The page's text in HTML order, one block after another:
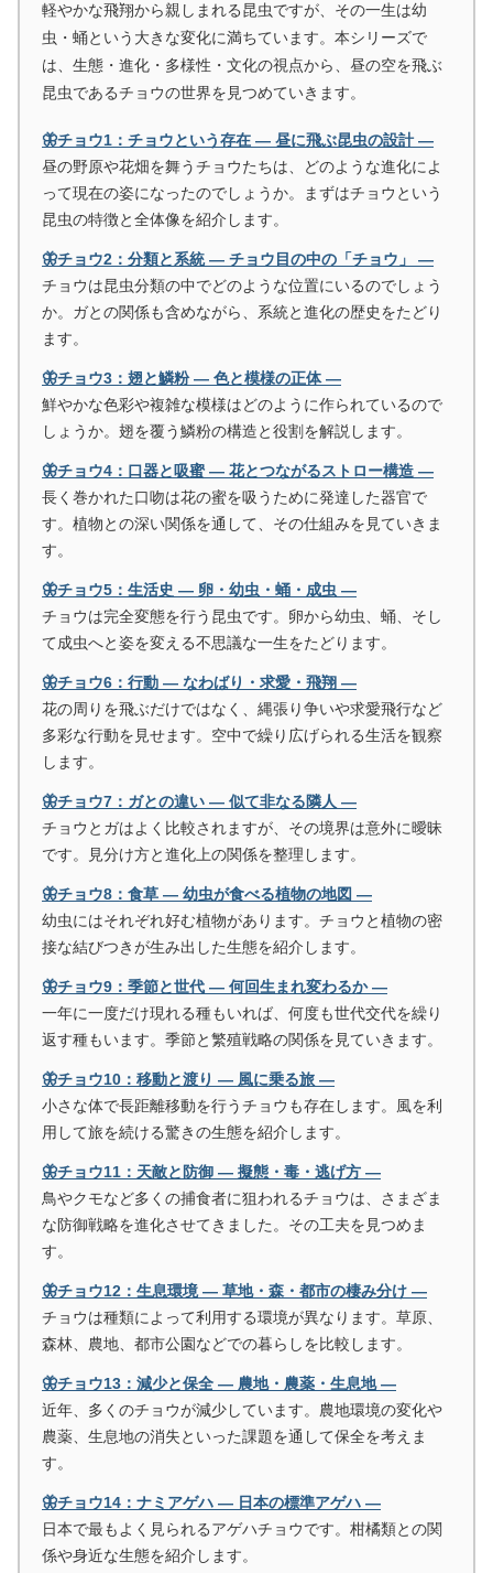
軽やかな飛翔から親しまれる昆虫ですが、その一生は幼
虫・蛹という大きな変化に満ちています。本シリーズで
は、生態・進化・多様性・文化の視点から、昼の空を飛ぶ
昆虫であるチョウの世界を見つめていきます。
🦋チョウ1：チョウという存在 ― 昼に飛ぶ昆虫の設計 ―
昼の野原や花畑を舞うチョウたちは、どのような進化によ
って現在の姿になったのでしょうか。まずはチョウという
昆虫の特徴と全体像を紹介します。
🦋チョウ2：分類と系統 ― チョウ目の中の「チョウ」 ―
チョウは昆虫分類の中でどのような位置にいるのでしょう
か。ガとの関係も含めながら、系統と進化の歴史をたどり
ます。
🦋チョウ3：翅と鱗粉 ― 色と模様の正体 ―
鮮やかな色彩や複雑な模様はどのように作られているので
しょうか。翅を覆う鱗粉の構造と役割を解説します。
🦋チョウ4：口器と吸蜜 ― 花とつながるストロー構造 ―
長く巻かれた口吻は花の蜜を吸うために発達した器官で
す。植物との深い関係を通して、その仕組みを見ていきま
す。
🦋チョウ5：生活史 ― 卵・幼虫・蛹・成虫 ―
チョウは完全変態を行う昆虫です。卵から幼虫、蛹、そし
て成虫へと姿を変える不思議な一生をたどります。
🦋チョウ6：行動 ― なわばり・求愛・飛翔 ―
花の周りを飛ぶだけではなく、縄張り争いや求愛飛行など
多彩な行動を見せます。空中で繰り広げられる生活を観察
します。
🦋チョウ7：ガとの違い ― 似て非なる隣人 ―
チョウとガはよく比較されますが、その境界は意外に曖昧
です。見分け方と進化上の関係を整理します。
🦋チョウ8：食草 ― 幼虫が食べる植物の地図 ―
幼虫にはそれぞれ好む植物があります。チョウと植物の密
接な結びつきが生み出した生態を紹介します。
🦋チョウ9：季節と世代 ― 何回生まれ変わるか ―
一年に一度だけ現れる種もいれば、何度も世代交代を繰り
返す種もいます。季節と繁殖戦略の関係を見ていきます。
🦋チョウ10：移動と渡り ― 風に乗る旅 ―
小さな体で長距離移動を行うチョウも存在します。風を利
用して旅を続ける驚きの生態を紹介します。
🦋チョウ11：天敵と防御 ― 擬態・毒・逃げ方 ―
鳥やクモなど多くの捕食者に狙われるチョウは、さまざま
な防御戦略を進化させてきました。その工夫を見つめま
す。
🦋チョウ12：生息環境 ― 草地・森・都市の棲み分け ―
チョウは種類によって利用する環境が異なります。草原、
森林、農地、都市公園などでの暮らしを比較します。
🦋チョウ13：減少と保全 ― 農地・農薬・生息地 ―
近年、多くのチョウが減少しています。農地環境の変化や
農薬、生息地の消失といった課題を通して保全を考えま
す。
🦋チョウ14：ナミアゲハ ― 日本の標準アゲハ ―
日本で最もよく見られるアゲハチョウです。柑橘類との関
係や身近な生態を紹介します。